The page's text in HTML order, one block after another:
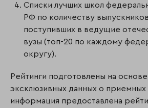
Списки лучших школ
РФ по количеству выпускников,
поступивших в ведущие
вузы (топ-20 по каждому
округу).
Рейтинги подготовлены на основе
эксклюзивных данных о приемных
информация предоставлена